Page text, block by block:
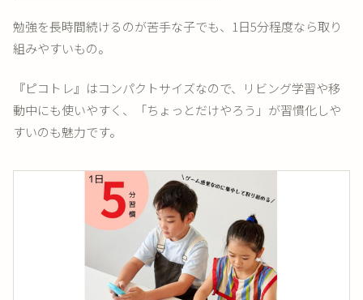
勉強を長時間続けるのが苦手な子でも、1日5分程度なら取り
組みやすいもの。
『ピコトレ』はコンパクトサイズなので、リビング学習や移
動中にも使いやすく、「ちょっとだけやろう」が習慣化しや
すいのも魅力です。